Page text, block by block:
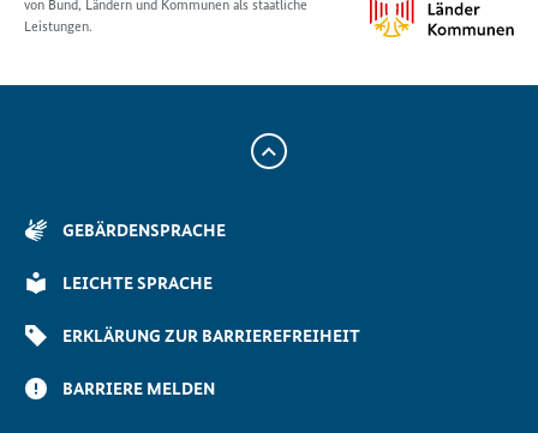
von Bund, Ländern und Kommunen als staatliche
Leistungen.
Zum
GEBÄRDENSPRACHE
LEICHTE SPRACHE
ERKLÄRUNG ZUR BARRIEREFREIHEIT
BARRIERE MELDEN